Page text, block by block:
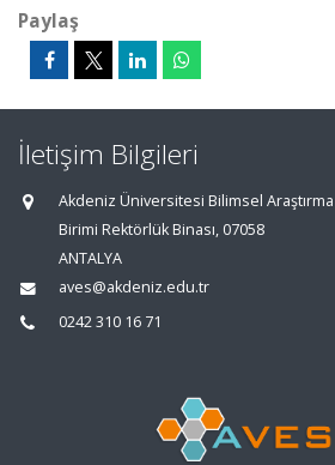
Paylaş
İletişim Bilgileri
Akdeniz Üniversitesi Bilimsel
Birimi Rektörlük Binası, 07058
ANTALYA
aves@akdeniz.edu.tr
0242 310 16 71